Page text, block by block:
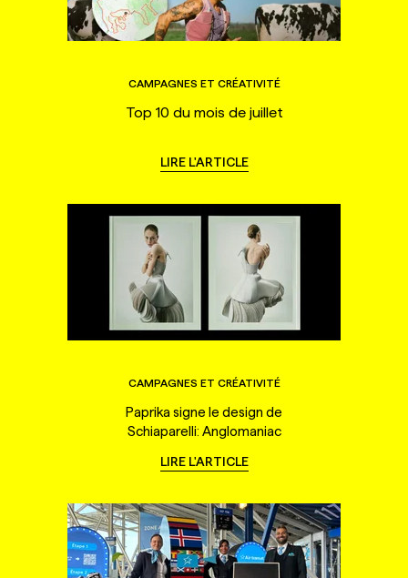
CAMPAGNES ET CRÉATIVITÉ
Top 10 du mois de juillet
LIRE L'ARTICLE
CAMPAGNES ET CRÉATIVITÉ
Paprika signe le design de
Schiaparelli: Anglomaniac
LIRE L'ARTICLE